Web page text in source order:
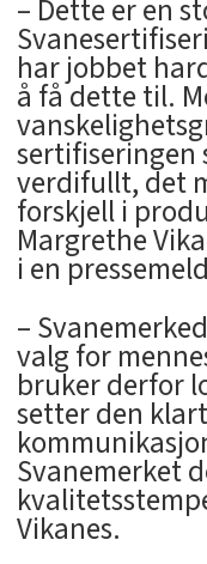
– Dette er en
har jobbet
å få dette til.
sertifiseringen
verdifullt, det
forskjell i
Margrethe
i en
–
valg for
bruker derfor
setter den
Svanemerket
Vikanes.